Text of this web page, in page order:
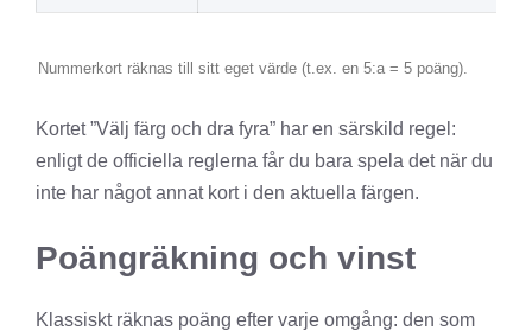
Nummerkort räknas till sitt eget värde (t.ex. en 5:a = 5 poäng).
Kortet ”Välj färg och dra fyra” har en särskild regel:
enligt de officiella reglerna får du bara spela det när du
inte har något annat kort i den aktuella färgen.
Poängräkning och vinst
Klassiskt räknas poäng efter varje omgång: den som